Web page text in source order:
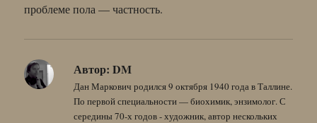
проблеме пола — частность.
Автор: DM
Дан Маркович родился 9 октября 1940 года в Таллине.
По первой специальности — биохимик, энзимолог. С
середины 70-х годов - художник, автор нескольких